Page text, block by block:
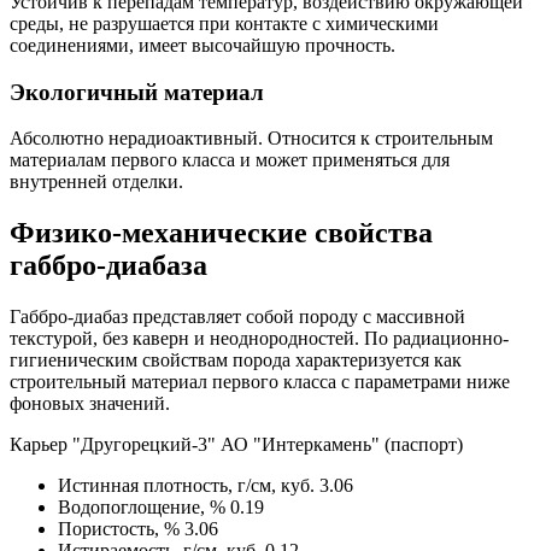
среды, не разрушается при контакте с химическими
соединениями, имеет высочайшую прочность.
Экологичный материал
Абсолютно нерадиоактивный. Относится к строительным
материалам первого класса и может применяться для
внутренней отделки.
Физико-механические свойства
габбро-диабаза
Габбро-диабаз представляет собой породу с массивной
текстурой, без каверн и неоднородностей. По радиационно-
гигиеническим свойствам порода характеризуется как
строительный материал первого класса с параметрами ниже
фоновых значений.
Карьер "Другорецкий-3" АО "Интеркамень" (паспорт)
Истинная плотность, г/см, куб. 3.06
Водопоглощение, % 0.19
Пористость, % 3.06